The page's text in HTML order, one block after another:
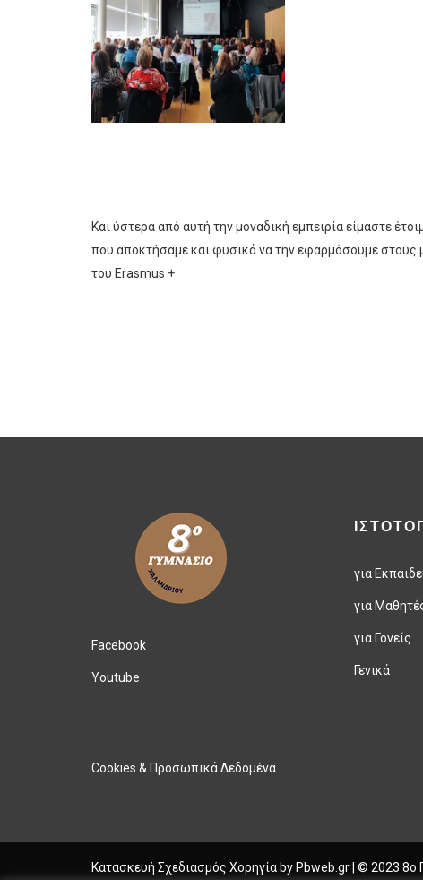
Και ύστερα από αυτή την μοναδική εμπειρία είμαστε
που αποκτήσαμε και φυσικά να την εφαρμόσουμε στους
του Erasmus +
Facebook
Youtube
Cookies & Προσωπικά Δεδομένα
για
για
για Γονείς
Γενικά
Κατασκευή Σχεδιασμός Χορηγία by Pbweb.gr | © 2023 8ο